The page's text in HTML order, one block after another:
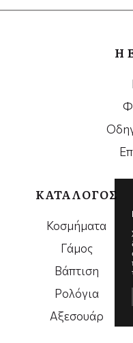
Η
ΚΑΤΑΛΟΓΟΣ
Κοσμήματα
Γάμος
Βάπτιση
Ρολόγια
Αξεσουάρ